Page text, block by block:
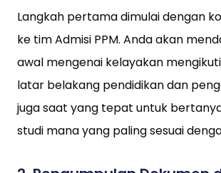
Langkah pertama dimulai dengan
ke tim Admisi PPM. Anda akan
awal mengenai kelayakan
latar belakang pendidikan dan
juga saat yang tepat untuk
studi mana yang paling sesuai